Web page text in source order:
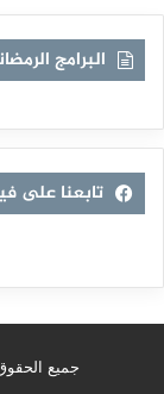
البرامج
تابعنا على
جميع